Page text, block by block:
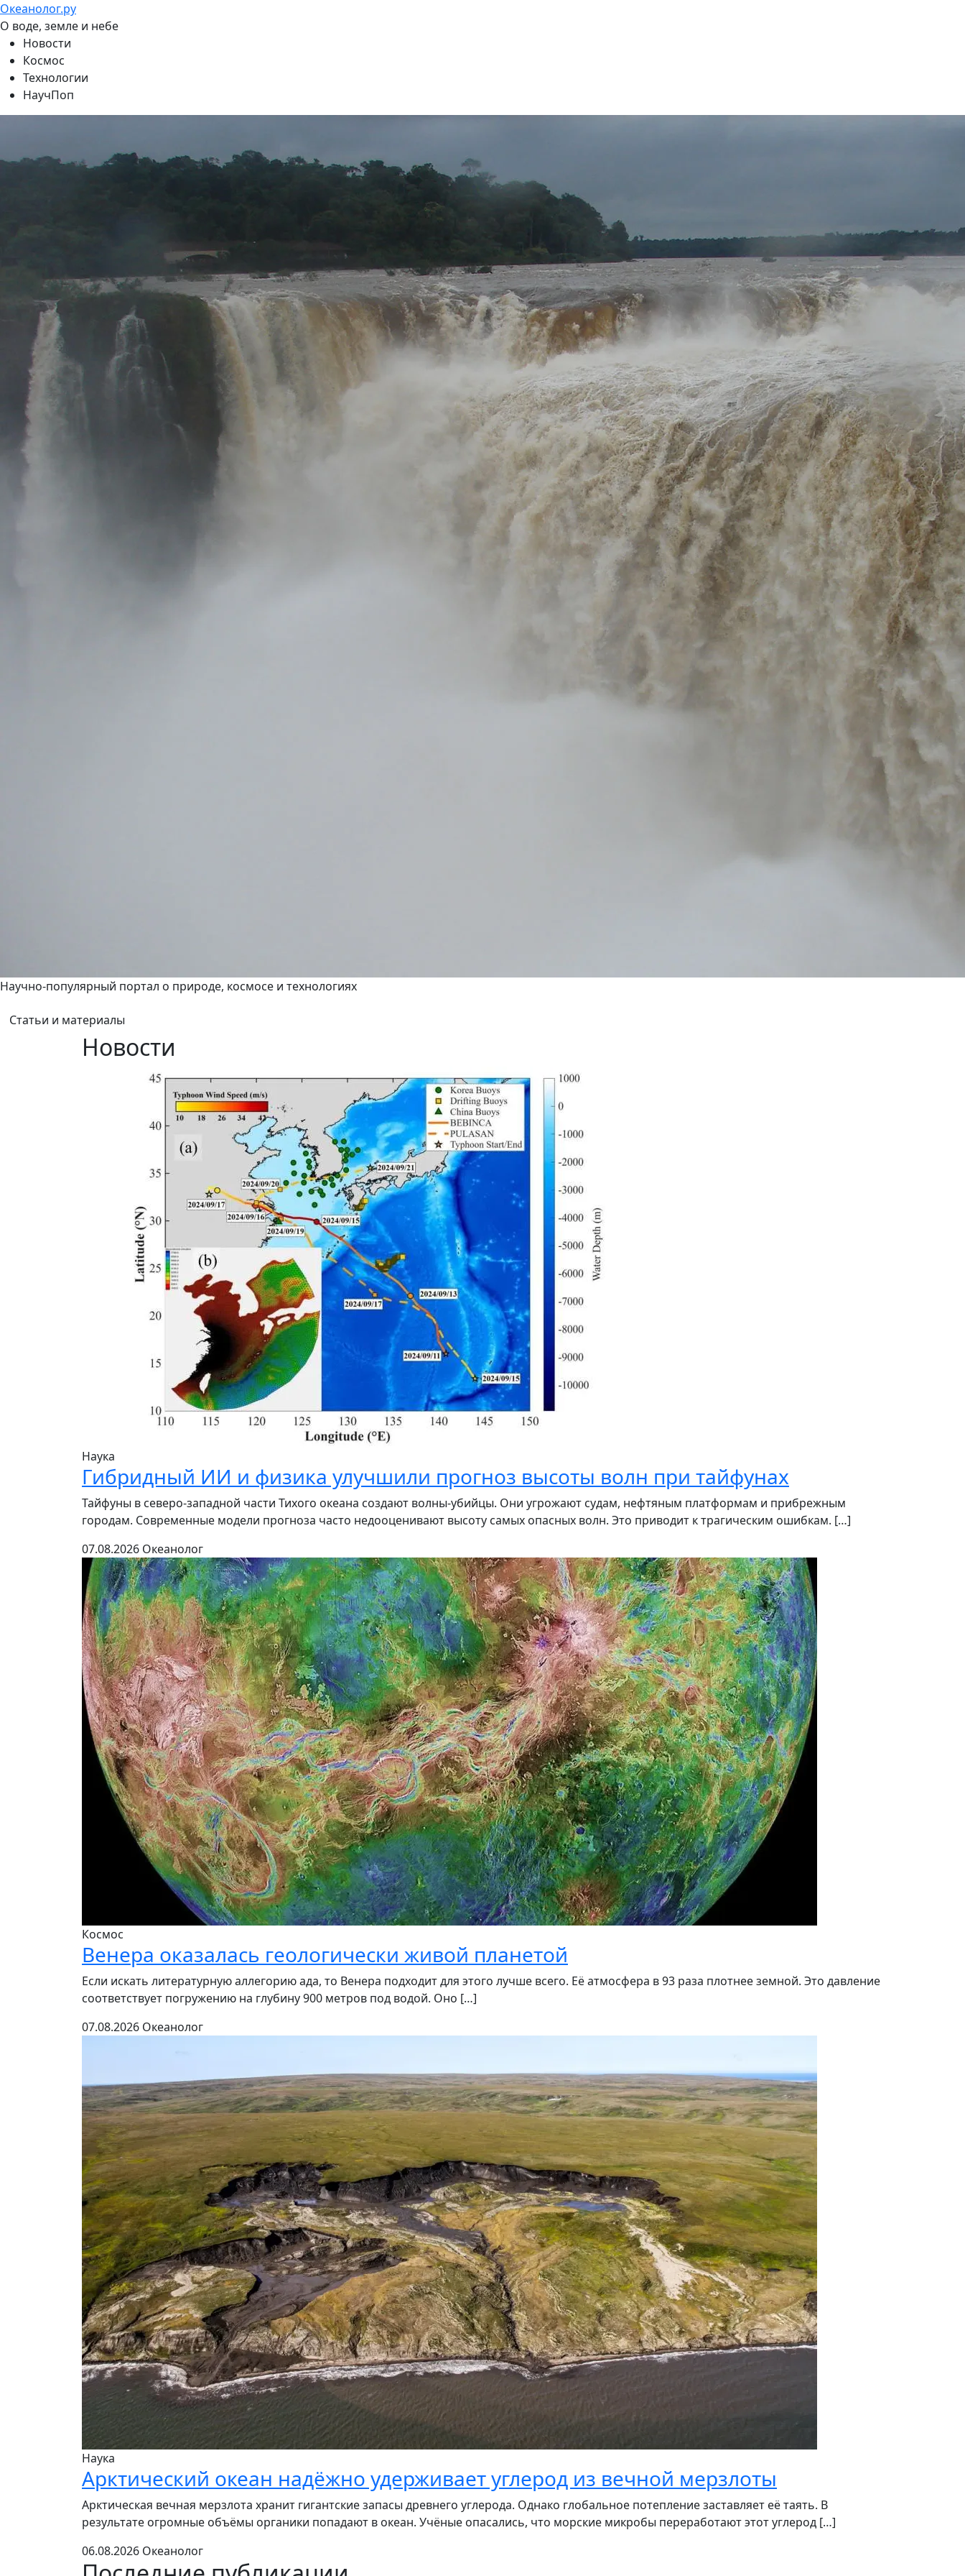
Океанолог.ру
О воде, земле и небе
Новости
Космос
Технологии
НаучПоп
Научно-популярный портал о природе, космосе и технологиях
Статьи и материалы
Новости
Наука
Гибридный ИИ и физика улучшили прогноз высоты волн при тайфунах
Тайфуны в северо-западной части Тихого океана создают волны-убийцы. Они угрожают судам, нефтяным платформам и прибрежным
городам. Современные модели прогноза часто недооценивают высоту самых опасных волн. Это приводит к трагическим ошибкам. […]
07.08.2026 Океанолог
Космос
Венера оказалась геологически живой планетой
Если искать литературную аллегорию ада, то Венера подходит для этого лучше всего. Её атмосфера в 93 раза плотнее земной. Это давление
соответствует погружению на глубину 900 метров под водой. Оно […]
07.08.2026 Океанолог
Наука
Арктический океан надёжно удерживает углерод из вечной мерзлоты
Арктическая вечная мерзлота хранит гигантские запасы древнего углерода. Однако глобальное потепление заставляет её таять. В
результате огромные объёмы органики попадают в океан. Учёные опасались, что морские микробы переработают этот углерод […]
06.08.2026 Океанолог